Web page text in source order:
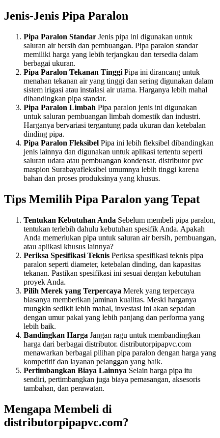
Jenis-Jenis Pipa Paralon
Pipa Paralon Standar Jenis pipa ini digunakan untuk
saluran air bersih dan pembuangan. Pipa paralon standar
memiliki harga yang lebih terjangkau dan tersedia dalam
berbagai ukuran.
Pipa Paralon Tekanan Tinggi Pipa ini dirancang untuk
menahan tekanan air yang tinggi dan sering digunakan dalam
sistem irigasi atau instalasi air utama. Harganya lebih mahal
dibandingkan pipa standar.
Pipa Paralon Limbah Pipa paralon jenis ini digunakan
untuk saluran pembuangan limbah domestik dan industri.
Harganya bervariasi tergantung pada ukuran dan ketebalan
dinding pipa.
Pipa Paralon Fleksibel Pipa ini lebih fleksibel dibandingkan
jenis lainnya dan digunakan untuk aplikasi tertentu seperti
saluran udara atau pembuangan kondensat. distributor pvc
maspion Surabayafleksibel umumnya lebih tinggi karena
bahan dan proses produksinya yang khusus.
Tips Memilih Pipa Paralon yang Tepat
Tentukan Kebutuhan Anda Sebelum membeli pipa paralon,
tentukan terlebih dahulu kebutuhan spesifik Anda. Apakah
Anda memerlukan pipa untuk saluran air bersih, pembuangan,
atau aplikasi khusus lainnya?
Periksa Spesifikasi Teknis Periksa spesifikasi teknis pipa
paralon seperti diameter, ketebalan dinding, dan kapasitas
tekanan. Pastikan spesifikasi ini sesuai dengan kebutuhan
proyek Anda.
Pilih Merek yang Terpercaya Merek yang terpercaya
biasanya memberikan jaminan kualitas. Meski harganya
mungkin sedikit lebih mahal, investasi ini akan sepadan
dengan umur pakai yang lebih panjang dan performa yang
lebih baik.
Bandingkan Harga Jangan ragu untuk membandingkan
harga dari berbagai distributor. distributorpipapvc.com
menawarkan berbagai pilihan pipa paralon dengan harga yang
kompetitif dan layanan pelanggan yang baik.
Pertimbangkan Biaya Lainnya Selain harga pipa itu
sendiri, pertimbangkan juga biaya pemasangan, aksesoris
tambahan, dan perawatan.
Mengapa Membeli di
distributorpipapvc.com?